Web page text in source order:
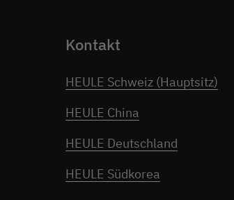
Kontakt
HEULE Schweiz (Hauptsitz)
HEULE China
HEULE Deutschland
HEULE Südkorea